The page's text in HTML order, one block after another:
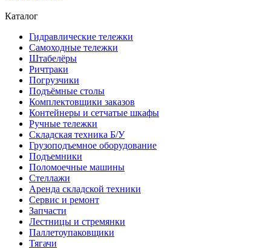
Каталог
Гидравлические тележки
Самоходные тележки
Штабелёры
Ричтраки
Погрузчики
Подъёмные столы
Комплектовщики заказов
Контейнеры и сетчатые шкафы
Ручные тележки
Складская техника Б/У
Грузоподъемное оборудование
Подъемники
Поломоечные машины
Стеллажи
Аренда складской техники
Сервис и ремонт
Запчасти
Лестницы и стремянки
Паллетоупаковщики
Тягачи